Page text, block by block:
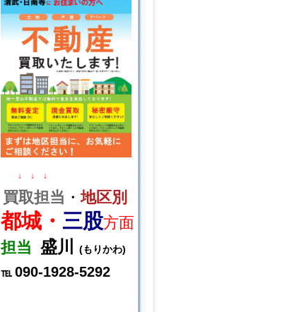
↓ ↓ ↓
買取担当 ・地区別
都城・ 三股方面
担当 盛川 (もりかわ)
℡ 090-1928-5292